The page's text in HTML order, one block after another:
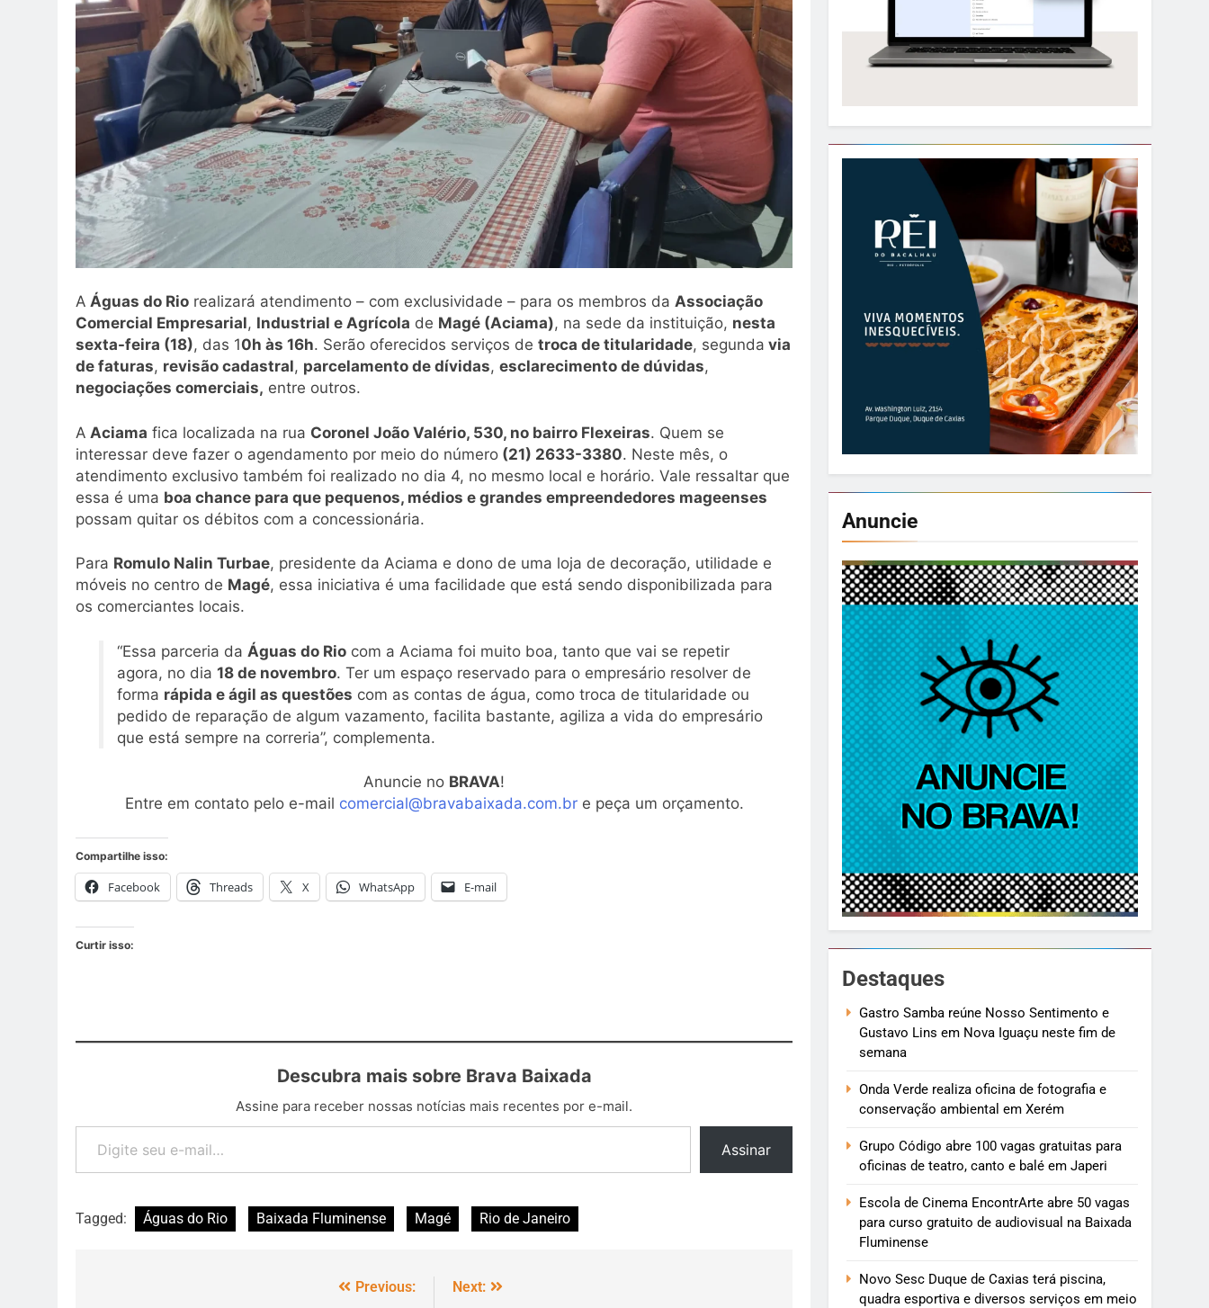
A Águas do Rio realizará atendimento – com exclusividade – para os membros da Associação
Comercial Empresarial, Industrial e Agrícola de Magé (Aciama), na sede da instituição, nesta
sexta-feira (18), das 10h às 16h. Serão oferecidos serviços de troca de titularidade, segunda via
de faturas, revisão cadastral, parcelamento de dívidas, esclarecimento de dúvidas,
negociações comerciais, entre outros.
A Aciama fica localizada na rua Coronel João Valério, 530, no bairro Flexeiras. Quem se
interessar deve fazer o agendamento por meio do número (21) 2633-3380. Neste mês, o
atendimento exclusivo também foi realizado no dia 4, no mesmo local e horário. Vale ressaltar que
essa é uma boa chance para que pequenos, médios e grandes empreendedores mageenses
possam quitar os débitos com a concessionária.
Para Romulo Nalin Turbae, presidente da Aciama e dono de uma loja de decoração, utilidade e
móveis no centro de Magé, essa iniciativa é uma facilidade que está sendo disponibilizada para
os comerciantes locais.
“Essa parceria da Águas do Riocom a Aciama foi muito boa, tanto que vai se repetir
agora, no dia 18 de novembro. Ter um espaço reservado para o empresário resolver de
forma rápida e ágil as questões com as contas de água, como troca de titularidade ou
pedido de reparação de algum vazamento, facilita bastante, agiliza a vida do empresário
que está sempre na correria”, complementa.
Anuncie no BRAVA!
Entre em contato pelo e-mail comercial@bravabaixada.com.bre peça um orçamento.
Compartilhe isso:
Facebook Threads X WhatsApp E-mail
Curtir isso:
Descubra mais sobre Brava Baixada
Assine para receber nossas notícias mais recentes por e-mail.
Assinar
Tagged: Águas do Rio Baixada Fluminense Magé Rio de Janeiro
Previous:
Next:
Anuncie
Destaques
Gastro Samba reúne Nosso Sentimento e
Gustavo Lins em Nova Iguaçu neste fim de
semana
Onda Verde realiza oficina de fotografia e
conservação ambiental em Xerém
Grupo Código abre 100 vagas gratuitas para
oficinas de teatro, canto e balé em Japeri
Escola de Cinema EncontrArte abre 50 vagas
para curso gratuito de audiovisual na Baixada
Fluminense
Novo Sesc Duque de Caxias terá piscina,
quadra esportiva e diversos serviços em meio